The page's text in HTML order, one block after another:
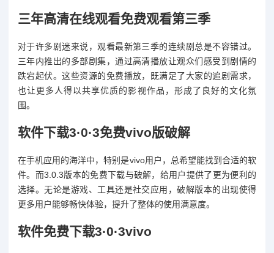
三年高清在线观看免费观看第三季
对于许多剧迷来说，观看最新第三季的连续剧总是不容错过。
三年内推出的多部剧集，通过高清播放让观众们感受到剧情的
跌宕起伏。这些资源的免费播放，既满足了大家的追剧需求，
也让更多人得以共享优质的影视作品，形成了良好的文化氛
围。
软件下载3·0·3免费vivo版破解
在手机应用的海洋中，特别是vivo用户，总希望能找到合适的软
件。而3.0.3版本的免费下载与破解，给用户提供了更为便利的
选择。无论是游戏、工具还是社交应用，破解版本的出现使得
更多用户能够畅快体验，提升了整体的使用满意度。
软件免费下载3·0·3vivo